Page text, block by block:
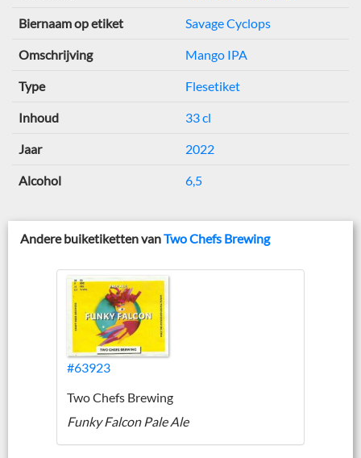
Biernaam op etiket Savage Cyclops
Omschrijving Mango IPA
Type Flesetiket
Inhoud 33 cl
Jaar 2022
Alcohol 6,5
Andere buiketiketten vanTwo Chefs Brewing
#63923
Two Chefs Brewing
Funky Falcon Pale Ale